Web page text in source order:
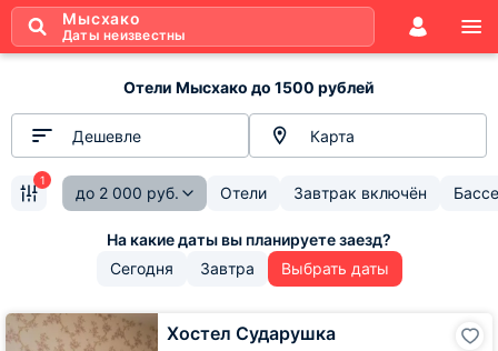
Мысхако
Даты неизвестны
Отели Мысхако до 1500 рублей
Дешевле Карта
до 2 000 руб. Отели Завтрак включён
1
Сегодня Завтра Выбрать даты
Хостел Сударушка
Хостел
Сударушка